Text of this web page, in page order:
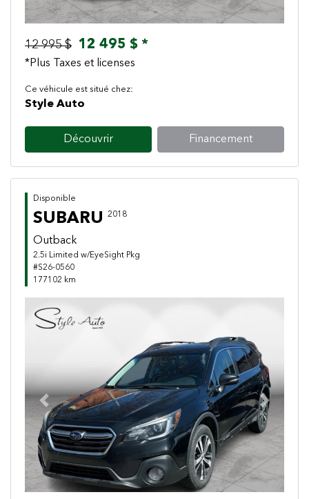
12 995 $ 12 495 $ *
*Plus Taxes et licenses
Ce véhicule est situé chez:
Style Auto
Découvrir Financement
Disponible
SUBARU 2018
Outback
2.5i Limited w/EyeSight Pkg
#S26-0560
177102 km
Previous Next